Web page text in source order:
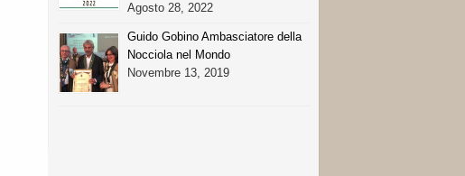
Agosto 28, 2022
Guido Gobino Ambasciatore della
Nocciola nel Mondo
Novembre 13, 2019